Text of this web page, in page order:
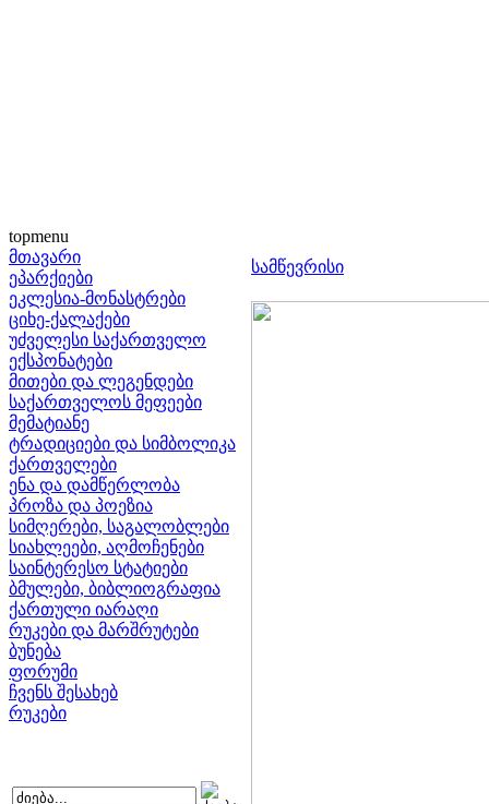
topmenu
მთავარი
ეპარქიები
ეკლესია-მონასტრები
ციხე-ქალაქები
უძველესი საქართველო
ექსპონატები
მითები და ლეგენდები
საქართველოს მეფეები
მემატიანე
ტრადიციები და სიმბოლიკა
ქართველები
ენა და დამწერლობა
პროზა და პოეზია
სიმღერები, საგალობლები
სიახლეები, აღმოჩენები
საინტერესო სტატიები
ბმულები, ბიბლიოგრაფია
ქართული იარაღი
რუკები და მარშრუტები
ბუნება
ფორუმი
ჩვენს შესახებ
რუკები
სამწევრისი